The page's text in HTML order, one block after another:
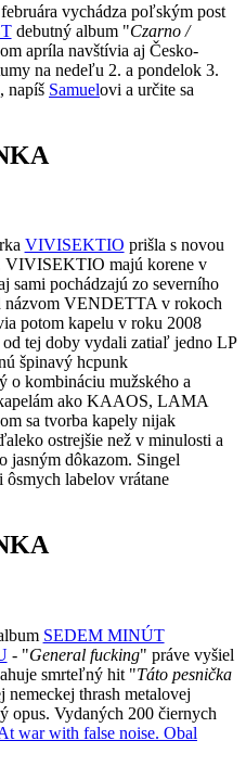
vychádza poľským post
debutný album "Czarno /
apríla navštívia aj Česko-
na nedeľu 2. a pondelok 3.
napíš Samuelovi a určite sa
VIVISEKTIO prišla s novou
VIVISEKTIO majú korene v
sami pochádzajú zo severního
názvom VENDETTA v rokoch
potom kapelu v roku 2008
tej doby vydali zatiaľ jedno LP
špinavý hcpunk
o kombináciu mužského a
ako KAAOS, LAMA
sa tvorba kapely nijak
ostrejšie než v minulosti a
jasným dôkazom. Singel
labelov vrátane
SEDEM MINÚT
- "General fucking" práve vyšiel
smrteľný hit "Táto pesnička
nemeckej thrash metalovej
opus. Vydaných 200 čiernych
war with false noise. Obal